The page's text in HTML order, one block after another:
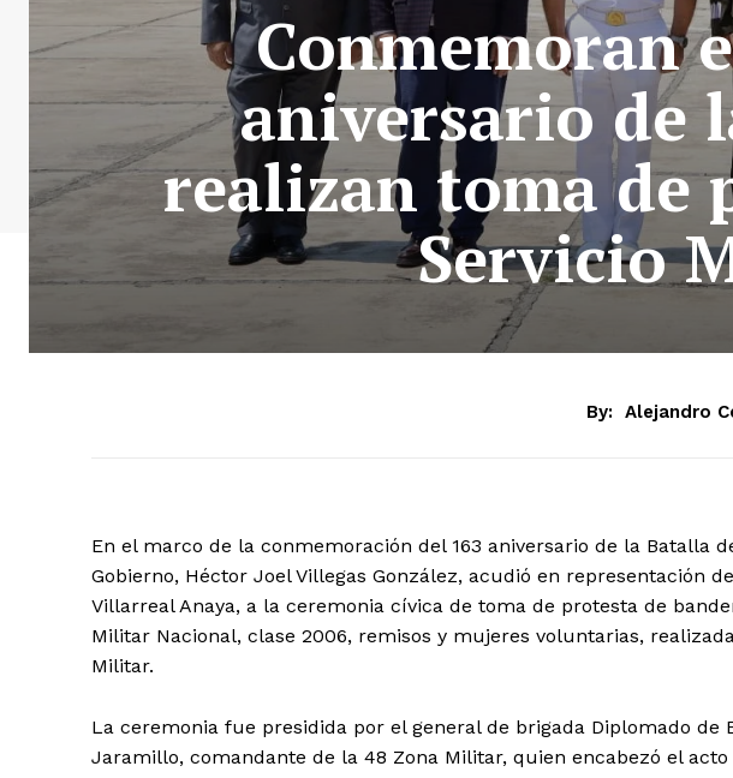
Conmemoran
aniversario de
realizan toma de
Servicio
By: Alejandro
En el marco de la conmemoración del 163 aniversario de la Batalla
Gobierno, Héctor Joel Villegas González, acudió en representación
Villarreal Anaya, a la ceremonia cívica de toma de protesta de
Militar Nacional, clase 2006, remisos y mujeres voluntarias,
Militar.
La ceremonia fue presidida por el general de brigada Diplomado de
Jaramillo, comandante de la 48 Zona Militar, quien encabezó el